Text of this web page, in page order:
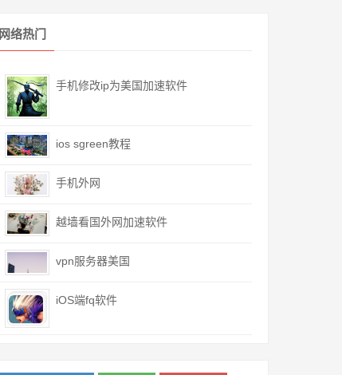
网络热门
手机修改ip为美国加速软件
ios sgreen教程
手机外网
越墙看国外网加速软件
vpn服务器美国
iOS端fq软件